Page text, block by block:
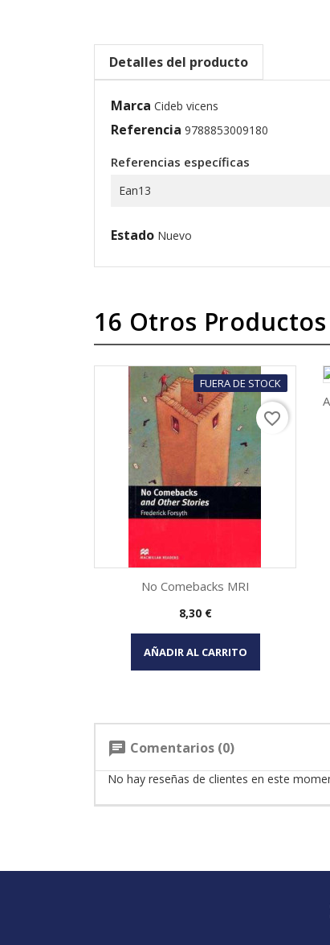
Detalles del producto
Marca Cideb vicens
Referencia 9788853009180
Referencias específicas
Ean13
Estado Nuevo
16 Otros
FUERA DE STOCK
Vista rápida
No Comebacks MRI
Precio
8,30 €
AÑADIR AL CARRITO
favorite_border
chat Comentarios (0)
No hay reseñas de clientes en este